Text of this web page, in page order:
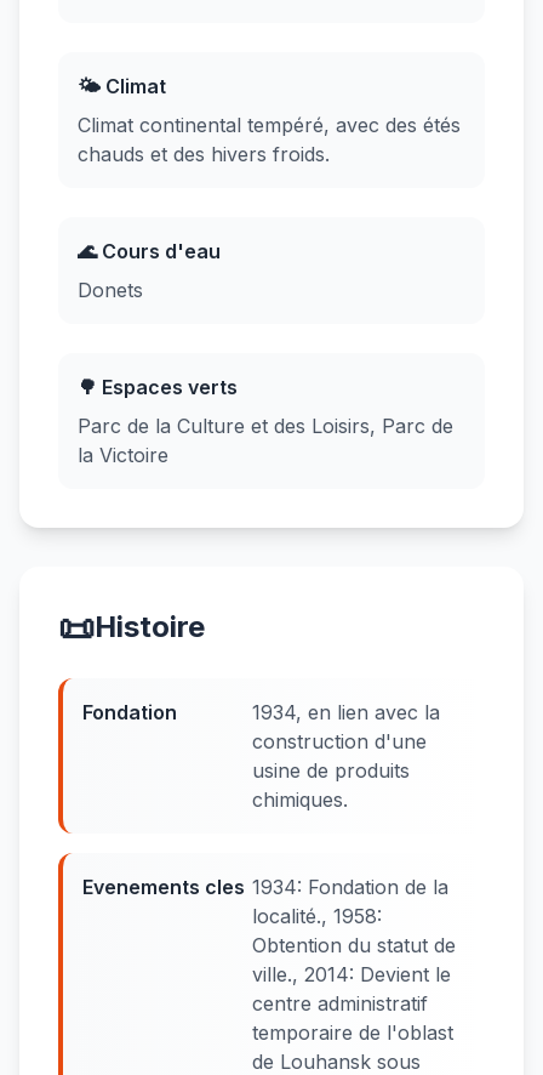
🌤️ Climat
Climat continental tempéré, avec des étés
chauds et des hivers froids.
🌊 Cours d'eau
Donets
🌳 Espaces verts
Parc de la Culture et des Loisirs, Parc de
la Victoire
📜Histoire
Fondation
1934, en lien avec la
construction d'une
usine de produits
chimiques.
Evenements cles 1934: Fondation de la
localité., 1958:
Obtention du statut de
ville., 2014: Devient le
centre administratif
temporaire de l'oblast
de Louhansk sous